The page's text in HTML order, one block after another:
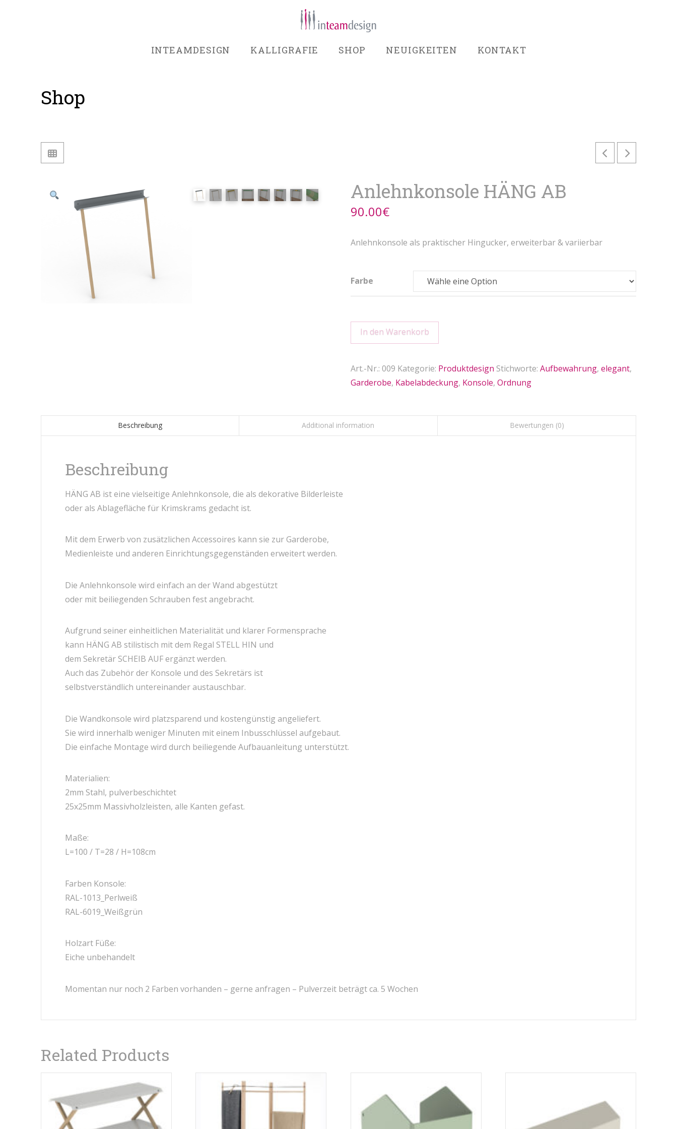
INTEAMDESIGN KALLIGRAFIE SHOP NEUIGKEITEN KONTAKT
Shop
Anlehnkonsole HÄNG AB
90.00€
Anlehnkonsole als praktischer Hingucker, erweiterbar & variierbar
Farbe
Anlehnkonsole
HÄNG
quantity
In den Warenkorb
Art.-Nr.: 009 Kategorie: Produktdesign Stichworte: Aufbewahrung, elegant,
Garderobe, Kabelabdeckung, Konsole, Ordnung
Beschreibung Additional information Bewertungen (0)
Beschreibung
HÄNG AB ist eine vielseitige Anlehnkonsole, die als dekorative Bilderleiste
oder als Ablagefläche für Krimskrams gedacht ist.
Mit dem Erwerb von zusätzlichen Accessoires kann sie zur Garderobe,
Medienleiste und anderen Einrichtungsgegenständen erweitert werden.
Die Anlehnkonsole wird einfach an der Wand abgestützt
oder mit beiliegenden Schrauben fest angebracht.
Aufgrund seiner einheitlichen Materialität und klarer Formensprache
kann HÄNG AB stilistisch mit dem Regal STELL HIN und
dem Sekretär SCHEIB AUF ergänzt werden.
Auch das Zubehör der Konsole und des Sekretärs ist
selbstverständlich untereinander austauschbar.
Die Wandkonsole wird platzsparend und kostengünstig angeliefert.
Sie wird innerhalb weniger Minuten mit einem Inbusschlüssel aufgebaut.
Die einfache Montage wird durch beiliegende Aufbauanleitung unterstützt.
Materialien:
2mm Stahl, pulverbeschichtet
25x25mm Massivholzleisten, alle Kanten gefast.
Maße:
L=100 / T=28 / H=108cm
Farben Konsole:
RAL-1013_Perlweiß
RAL-6019_Weißgrün
Holzart Füße:
Eiche unbehandelt
Momentan nur noch 2 Farben vorhanden – gerne anfragen – Pulverzeit beträgt ca. 5 Wochen
Related Products